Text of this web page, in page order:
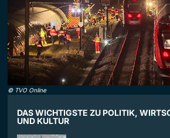
© TVO Online
DAS WICHTIGSTE ZU POLITIK,
UND KULTUR